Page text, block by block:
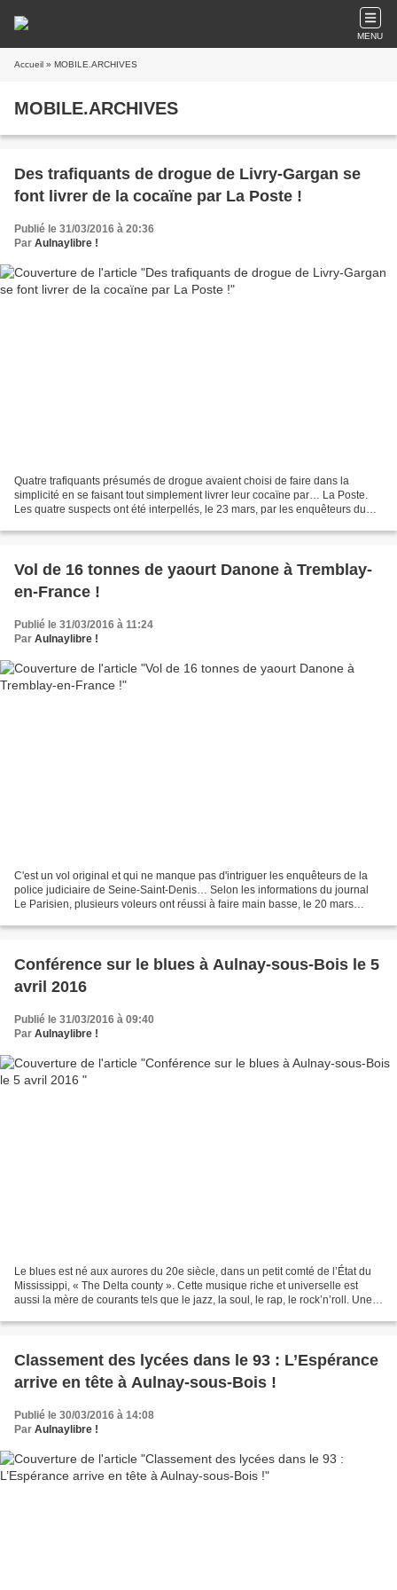
MENU
Accueil » MOBILE.ARCHIVES
MOBILE.ARCHIVES
Des trafiquants de drogue de Livry-Gargan se
font livrer de la cocaïne par La Poste !
Publié le 31/03/2016 à 20:36
Par Aulnaylibre !
Quatre trafiquants présumés de drogue avaient choisi de faire dans la
simplicité en se faisant tout simplement livrer leur cocaïne par… La Poste.
Les quatre suspects ont été interpellés, le 23 mars, par les enquêteurs du
Vol de 16 tonnes de yaourt Danone à Tremblay-
en-France !
Publié le 31/03/2016 à 11:24
Par Aulnaylibre !
C'est un vol original et qui ne manque pas d'intriguer les enquêteurs de la
police judiciaire de Seine-Saint-Denis… Selon les informations du journal
Le Parisien, plusieurs voleurs ont réussi à faire main basse, le 20 mars
Conférence sur le blues à Aulnay-sous-Bois le 5
avril 2016
Publié le 31/03/2016 à 09:40
Par Aulnaylibre !
Le blues est né aux aurores du 20e siècle, dans un petit comté de l’État du
Mississippi, « The Delta county ». Cette musique riche et universelle est
aussi la mère de courants tels que le jazz, la soul, le rap, le rock’n’roll. Une
Classement des lycées dans le 93 : L’Espérance
arrive en tête à Aulnay-sous-Bois !
Publié le 30/03/2016 à 14:08
Par Aulnaylibre !